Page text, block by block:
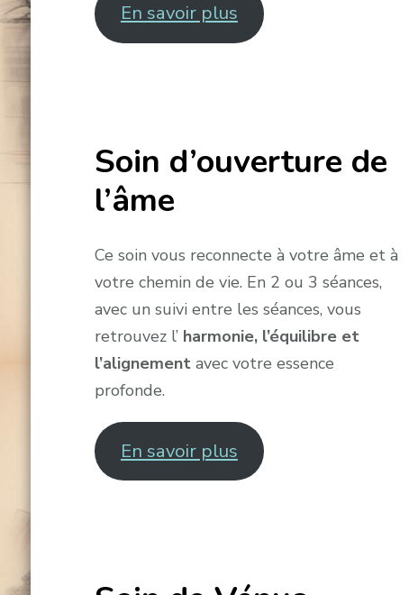
En savoir plus
Soin d’ouverture de
l’âme
Ce soin vous reconnecte à votre âme et à
votre chemin de vie. En 2 ou 3 séances,
avec un suivi entre les séances, vous
retrouvez l’ harmonie, l’équilibre et
l’alignementavec votre essence
profonde.
En savoir plus